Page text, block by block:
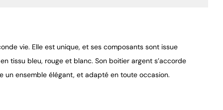
vie. Elle est unique, et ses composants sont issue
tissu bleu, rouge et blanc. Son boitier argent s’accorde
ensemble élégant, et adapté en toute occasion.